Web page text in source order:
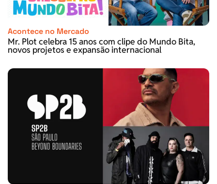
Acontece no Mercado
Mr. Plot celebra 15 anos com clipe do Mundo Bita,
novos projetos e expansão internacional